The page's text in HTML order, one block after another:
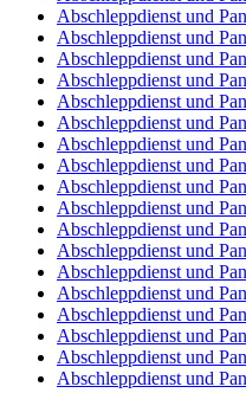
Abschleppdienst und
Abschleppdienst und
Abschleppdienst und
Abschleppdienst und
Abschleppdienst und
Abschleppdienst und
Abschleppdienst und
Abschleppdienst und
Abschleppdienst und
Abschleppdienst und
Abschleppdienst und
Abschleppdienst und
Abschleppdienst und
Abschleppdienst und
Abschleppdienst und
Abschleppdienst und
Abschleppdienst und
Abschleppdienst und